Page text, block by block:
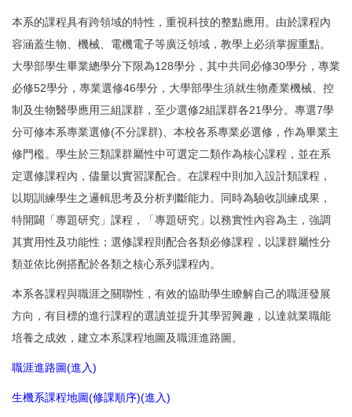
本系的課程具有跨領域的特性，重視科技的整點應用。由於課程內
容涵蓋生物、機械、電機電子等廣泛領域，教學上必須掌握重點。
大學部學生畢業總學分下限為128學分，其中共同必修30學分，專業
必修52學分，專業選修46學分，大學部學生須就生物產業機械、控
制及生物醫學應用三組課群，至少選修2組課群各21學分。專選7學
分可修本系專業選修(不分課群)、本校各系專業必選修，作為畢業主
修門檻。學生於三類課群屬性中可選定二類作為核心課程，並在系
定選修課程內，儘量以實習課配合。在課程中則加入設計類課程，
以期訓練學生之邏輯思考及分析判斷能力。同時為驗收訓練成果，
特開闢「專題研究」課程，「專題研究」以務實性內容為主，強調
其實用性及功能性；選修課程則配合各類必修課程，以課群屬性分
類並依比例搭配於各類之核心系列課程內。
本系各課程與職涯之關聯性，有效的協助學生瞭解自己的職涯發展
方向，有目標的進行課程的選讀並提升其學習興趣，以達就業職能
培養之成效，建立本系課程地圖及職涯進路圖。
職涯進路圖(進入)
生機系課程地圖(修課順序)(進入)